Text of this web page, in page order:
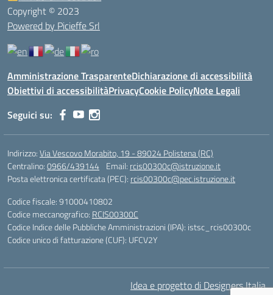
Copyright © 2023
Powered by Picieffe Srl
Amministrazione TrasparenteDichiarazione di accessibilità
Obiettivi di accessibilitàPrivacyCookie PolicyNote Legali
Seguici su:
Indirizzo:Via Vescovo Morabito, 19 - 89024 Polistena (RC)
Centralino:0966/439144 Email: rcis00300c@istruzione.it
Posta elettronica certificata (PEC): rcis00300c@pec.istruzione.it
Codice fiscale: 91000410802
Codice meccanografico: RCIS00300C
Codice Indice delle Pubbliche Amministrazioni (IPA): istsc_rcis00300c
Codice unico di fatturazione (CUF): UFCV2Y
Idea e progetto di Designers Italia